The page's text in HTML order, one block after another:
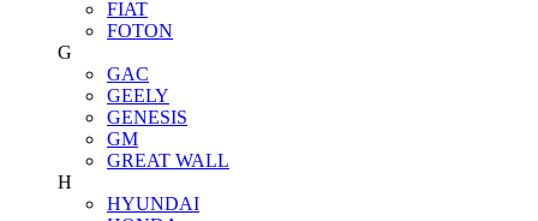
FIAT
FOTON
G
GAC
GEELY
GENESIS
GM
GREAT WALL
H
HYUNDAI